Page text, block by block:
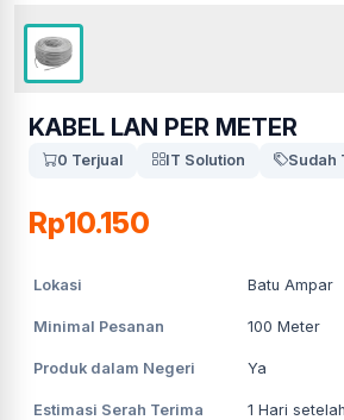
KABEL LAN PER METER
0 Terjual IT Solution Sudah
Rp10.150
Lokasi Batu Ampar
Minimal Pesanan 100 Meter
Produk dalam Negeri Ya
Estimasi Serah Terima 1 Hari